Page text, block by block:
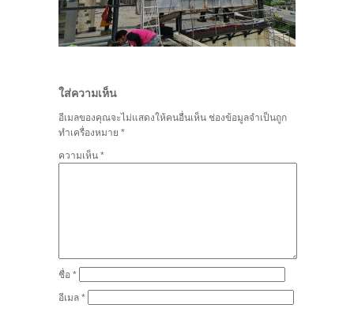
ใส่ความเห็น
อีเมลของคุณจะไม่แสดงให้คนอื่นเห็น ช่องข้อมูลจำเป็นถูก
ทำเครื่องหมาย *
ความเห็น *
ชื่อ *
อีเมล *